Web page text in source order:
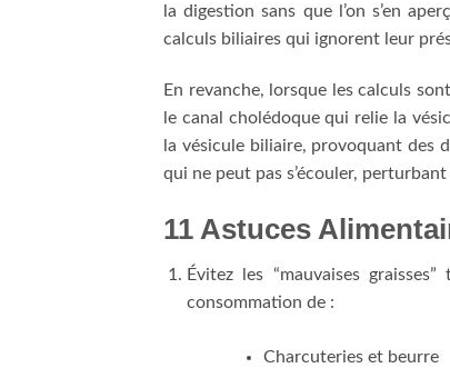
la digestion sans que l’on s’en
calculs biliaires qui ignorent leur
En revanche, lorsque les calculs
le canal cholédoque qui relie la
la vésicule biliaire, provoquant des
qui ne peut pas s’écouler,
11 Astuces
Évitez les “mauvaises
consommation de :
Charcuteries et beurre